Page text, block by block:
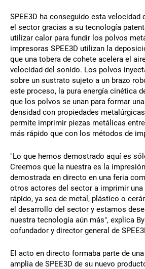
SPEE3D ha conseguido esta velocidad
el sector gracias a su tecnología
utilizar calor para fundir los polvos
impresoras SPEE3D utilizan la
que una tobera de cohete acelera el
velocidad del sonido. Los polvos
sobre un sustrato sujeto a un brazo
este proceso, la pura energía cinética
que los polvos se unan para formar
densidad con propiedades
permite imprimir piezas metálicas
más rápido que con los métodos de
"Lo que hemos demostrado aquí es
Creemos que la nuestra es la
demostrada en directo en una feria
otros actores del sector a imprimir una
rápido, ya sea de metal, plástico o
el desarrollo del sector y estamos
nuestra tecnología aún más", explica
cofundador y director general de
El acto en directo formaba parte de
amplia de SPEE3D de su nuevo